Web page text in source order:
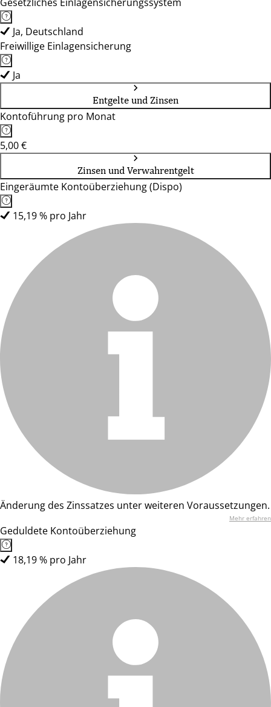
Ja, Deutschland
Freiwillige Einlagensicherung
Ja
Entgelte und Zinsen
Kontoführung pro Monat
5,00 €
Zinsen und Verwahrentgelt
Eingeräumte Kontoüberziehung (Dispo)
15,19 % pro Jahr
Änderung des Zinssatzes unter weiteren Voraussetzungen.
Mehr erfahren
Geduldete Kontoüberziehung
18,19 % pro Jahr